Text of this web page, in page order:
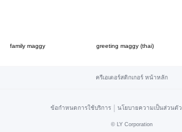
family maggy greeting maggy (thai)
ครีเอเตอร์สติกเกอร์ หน้าหลัก
ข้อกำหนดการใช้บริการ | นโยบายความเป็นส่วนตัว
© LY Corporation